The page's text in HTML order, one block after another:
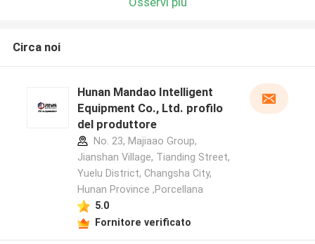
Circa noi
Hunan Mandao Intelligent
Equipment Co., Ltd. profilo
del produttore
No. 23, Majiaao Group,
Jianshan Village, Tianding Street,
Yuelu District, Changsha City,
Hunan Province ,Porcellana
5.0
Fornitore verificato